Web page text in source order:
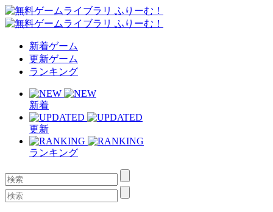
新着ゲーム
更新ゲーム
ランキング
新着
更新
ランキング